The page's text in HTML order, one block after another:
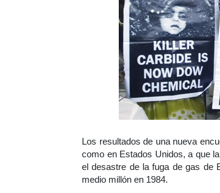
Los resultados de una nueva
como en Estados Unidos, a que
el desastre de la fuga de gas de
medio millón en 1984.